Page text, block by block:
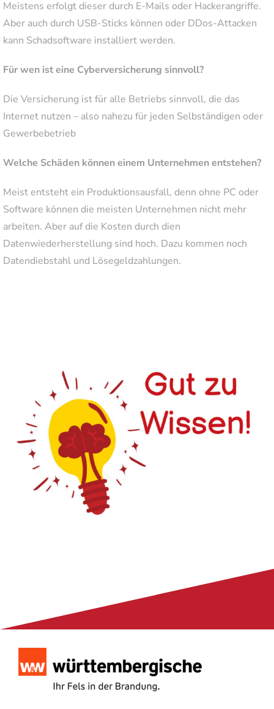
Meistens erfolgt dieser durch E-Mails oder Hackerangriffe.
Aber auch durch USB-Sticks können oder DDos-Attacken
kann Schadsoftware installiert werden.
Für wen ist eine Cyberversicherung sinnvoll?
Die Versicherung ist für alle Betriebs sinnvoll, die das
Internet nutzen – also nahezu für jeden Selbständigen oder
Gewerbebetrieb
Welche Schäden können einem Unternehmen entstehen?
Meist entsteht ein Produktionsausfall, denn ohne PC oder
Software können die meisten Unternehmen nicht mehr
arbeiten. Aber auf die Kosten durch dien
Datenwiederherstellung sind hoch. Dazu kommen noch
Datendiebstahl und Lösegeldzahlungen.